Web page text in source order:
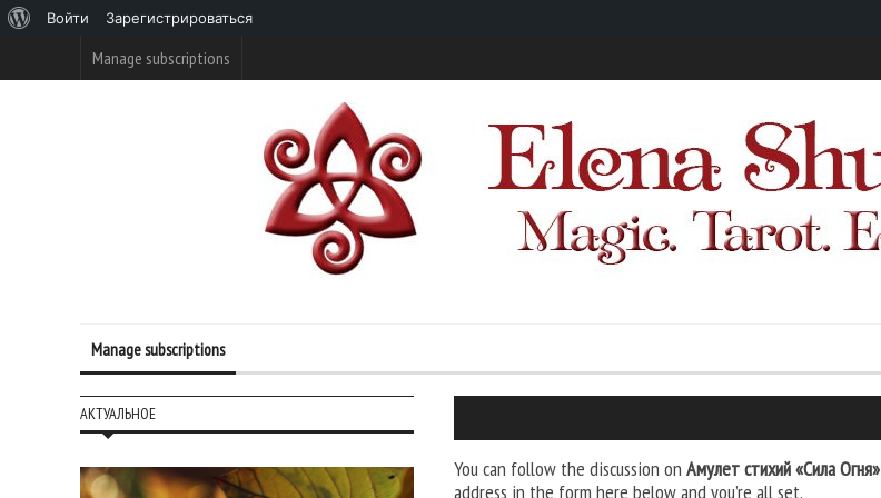
Manage subscriptions
Manage subscriptions
You can follow the discussion on Амулет стихий «Сила Огня»
address in the form here below and you’re all set.
АКТУАЛЬНОЕ
WordPress
Войти Зарегистрироваться